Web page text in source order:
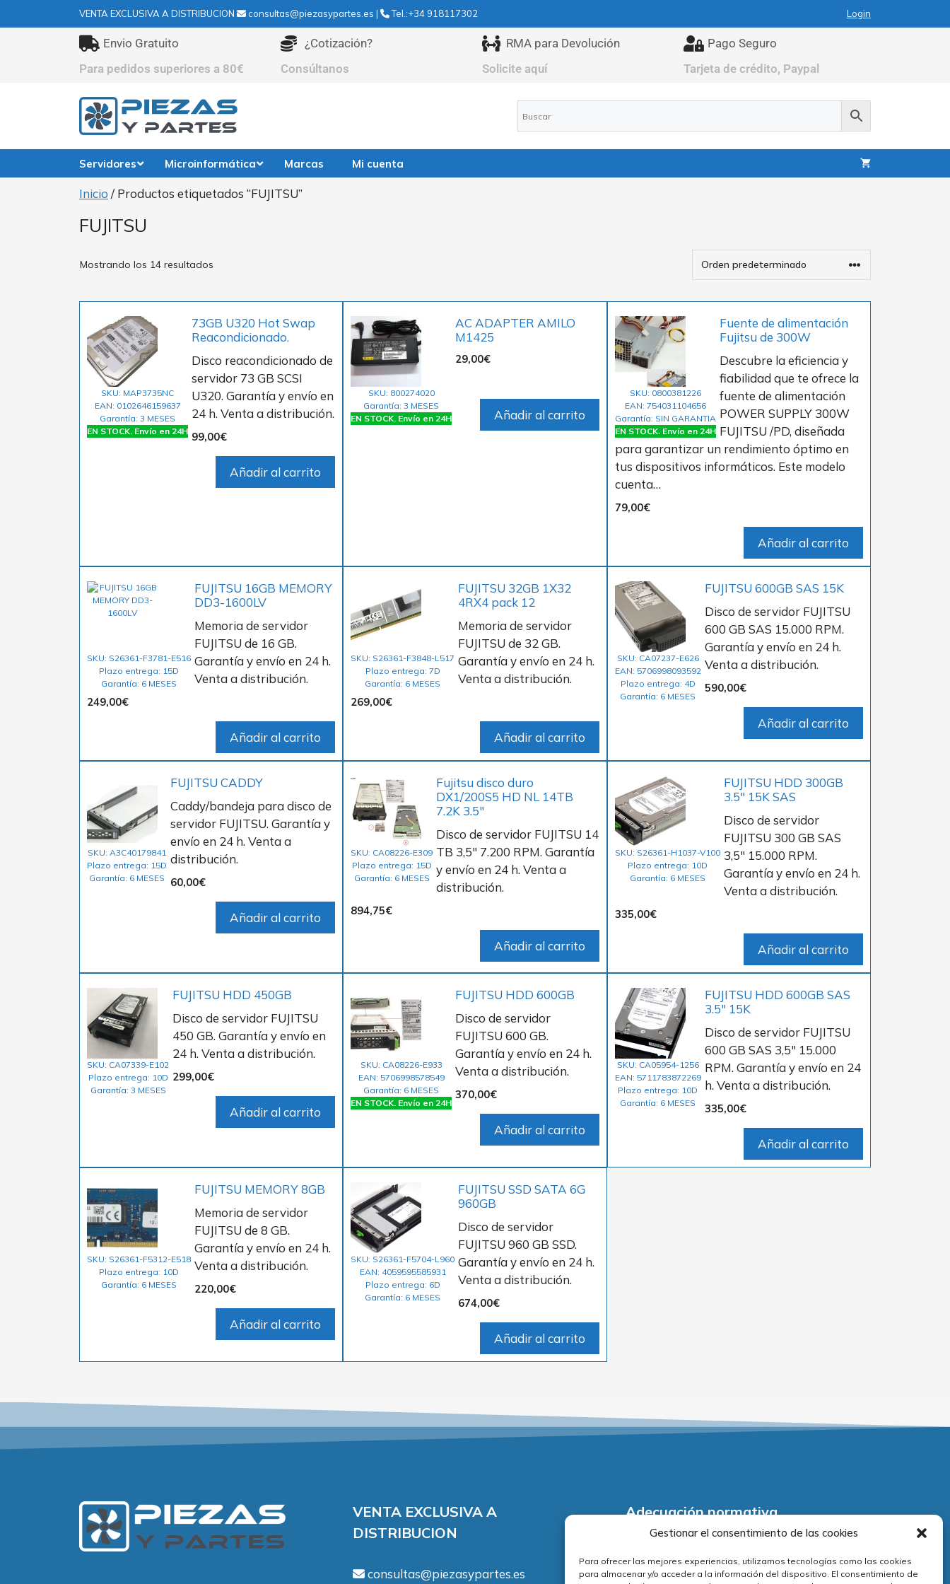
Gestionar el consentimiento de las cookies
Para ofrecer las mejores experiencias, utilizamos tecnologías como las cookies
para almacenar y/o acceder a la información del dispositivo. El consentimiento de
Login
VENTA EXCLUSIVA A DISTRIBUCION consultas@piezasypartes.es | Tel.:+34 918117302
Envio Gratuito
Para pedidos superiores a 80€
¿Cotización?
Consúltanos
RMA para Devolución
Solicite aquí
Pago Seguro
Tarjeta de crédito, Paypal
Servidores Microinformática Marcas Mi cuenta
Inicio / Productos etiquetados “FUJITSU”
FUJITSU
Mostrando los 14 resultados
SKU: MAP3735NC
EAN: 0102646159637
Garantía: 3 MESES
EN STOCK. Envío en 24H
73GB U320 Hot Swap
Reacondicionado.
Disco reacondicionado de
servidor 73 GB SCSI
U320. Garantía y envío en
24 h. Venta a distribución.
99,00€
Añadir al carrito
SKU: 800274020
Garantía: 3 MESES
EN STOCK. Envío en 24H
AC ADAPTER AMILO
M1425
29,00€
Añadir al carrito
SKU: 0800381226
EAN: 754031104656
Garantía: SIN GARANTIA
EN STOCK. Envío en 24H
Fuente de alimentación
Fujitsu de 300W
Descubre la eficiencia y
fiabilidad que te ofrece la
fuente de alimentación
POWER SUPPLY 300W
FUJITSU /PD, diseñada
para garantizar un rendimiento óptimo en
tus dispositivos informáticos. Este modelo
cuenta…
79,00€
Añadir al carrito
SKU: S26361-F3781-E516
Plazo entrega: 15D
Garantía: 6 MESES
FUJITSU 16GB MEMORY
DD3-1600LV
Memoria de servidor
FUJITSU de 16 GB.
Garantía y envío en 24 h.
Venta a distribución.
249,00€
Añadir al carrito
SKU: S26361-F3848-L517
Plazo entrega: 7D
Garantía: 6 MESES
FUJITSU 32GB 1X32
4RX4 pack 12
Memoria de servidor
FUJITSU de 32 GB.
Garantía y envío en 24 h.
Venta a distribución.
269,00€
Añadir al carrito
SKU: CA07237-E626
EAN: 5706998093592
Plazo entrega: 4D
Garantía: 6 MESES
FUJITSU 600GB SAS 15K
Disco de servidor FUJITSU
600 GB SAS 15.000 RPM.
Garantía y envío en 24 h.
Venta a distribución.
590,00€
Añadir al carrito
SKU: A3C40179841
Plazo entrega: 15D
Garantía: 6 MESES
FUJITSU CADDY
Caddy/bandeja para disco de
servidor FUJITSU. Garantía y
envío en 24 h. Venta a
distribución.
60,00€
Añadir al carrito
SKU: CA08226-E309
Plazo entrega: 15D
Garantía: 6 MESES
Fujitsu disco duro
DX1/200S5 HD NL 14TB
7.2K 3.5″
Disco de servidor FUJITSU 14
TB 3,5″ 7.200 RPM. Garantía
y envío en 24 h. Venta a
distribución.
894,75€
Añadir al carrito
SKU: S26361-H1037-V100
Plazo entrega: 10D
Garantía: 6 MESES
FUJITSU HDD 300GB
3.5″ 15K SAS
Disco de servidor
FUJITSU 300 GB SAS
3,5″ 15.000 RPM.
Garantía y envío en 24 h.
Venta a distribución.
335,00€
Añadir al carrito
SKU: CA07339-E102
Plazo entrega: 10D
Garantía: 3 MESES
FUJITSU HDD 450GB
Disco de servidor FUJITSU
450 GB. Garantía y envío en
24 h. Venta a distribución.
299,00€
Añadir al carrito
SKU: CA08226-E933
EAN: 5706998578549
Garantía: 6 MESES
EN STOCK. Envío en 24H
FUJITSU HDD 600GB
Disco de servidor
FUJITSU 600 GB.
Garantía y envío en 24 h.
Venta a distribución.
370,00€
Añadir al carrito
SKU: CA05954-1256
EAN: 5711783872269
Plazo entrega: 10D
Garantía: 6 MESES
FUJITSU HDD 600GB SAS
3.5″ 15K
Disco de servidor FUJITSU
600 GB SAS 3,5″ 15.000
RPM. Garantía y envío en 24
h. Venta a distribución.
335,00€
Añadir al carrito
SKU: S26361-F5312-E518
Plazo entrega: 10D
Garantía: 6 MESES
FUJITSU MEMORY 8GB
Memoria de servidor
FUJITSU de 8 GB.
Garantía y envío en 24 h.
Venta a distribución.
220,00€
Añadir al carrito
SKU: S26361-F5704-L960
EAN: 4059595585931
Plazo entrega: 6D
Garantía: 6 MESES
FUJITSU SSD SATA 6G
960GB
Disco de servidor
FUJITSU 960 GB SSD.
Garantía y envío en 24 h.
Venta a distribución.
674,00€
Añadir al carrito
VENTA EXCLUSIVA A
DISTRIBUCION
consultas@piezasypartes.es
Adecuación normativa
Política de privacidad